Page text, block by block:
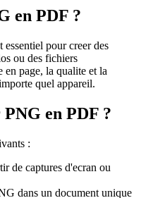
en PDF ?
pour creer des
ou des fichiers
page, la qualite et la
quel appareil.
PNG en PDF ?
:
de captures d'ecran ou
dans un document unique